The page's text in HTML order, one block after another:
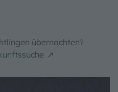
übernachten?